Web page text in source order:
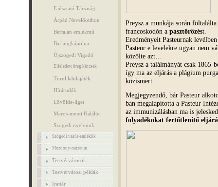
Faúsztató Társaság
Árpád Nevelőotthon
Bertalan emlékmű
Barlangkápolna
Újszögedi Vigadó
Elfeledett öreg kincsek
Turul labdajáték
Hírárudák
Lövölde-liget
Maros-menti Halálút
Szögedi nyelvünk
Szögedi vasút-emlékök
Mozdony-múzeum
Testvérvárosok
Testvérvárosi példák
Irattár
Preysz a munkája során
francoskodón apasztőrözést.
Eredményeit Pasteurnak
​​​​​​​Pasteur e levelekre ugyan nem
közölte azt…
Preysz a találmányát csak 1865-
így ma az eljárás a plágium
közismert.
Megjegyzendő, bár Pasteur
ban megalapította a Pasteur
az immunizálásban ma is
folyadékokat fertőtlenítő